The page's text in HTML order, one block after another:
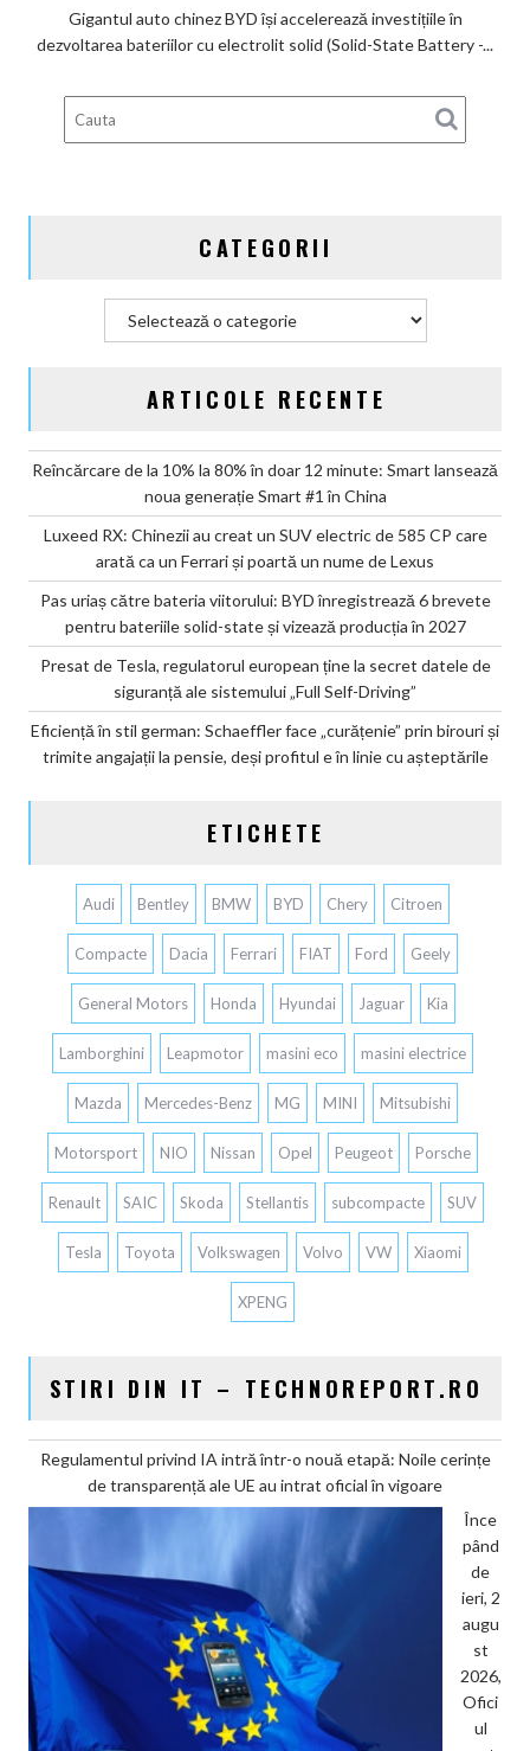
BYD
pentru
bateriile
în
Gigantul auto chinez BYD își accelerează investițiile în
dezvoltarea bateriilor cu electrolit solid (Solid-State Battery -...
CATEGORII
ARTICOLE RECENTE
Reîncărcare de la 10% la 80% în doar 12 minute: Smart lansează
noua generație Smart #1 în China
Luxeed RX: Chinezii au creat un SUV electric de 585 CP care
arată ca un Ferrari și poartă un nume de Lexus
Pas uriaș către bateria viitorului: BYD înregistrează 6 brevete
pentru bateriile solid-state și vizează producția în 2027
Presat de Tesla, regulatorul european ține la secret datele de
siguranță ale sistemului „Full Self-Driving”
Eficiență în stil german: Schaeffler face „curățenie” prin birouri și
trimite angajații la pensie, deși profitul e în linie cu așteptările
ETICHETE
Audi Bentley BMW BYD Chery Citroen
Compacte Dacia Ferrari FIAT Ford Geely
General Motors Honda Hyundai Jaguar Kia
Lamborghini Leapmotor masini eco masini electrice
Mazda Mercedes-Benz MG MINI Mitsubishi
Motorsport NIO Nissan Opel Peugeot Porsche
Renault SAIC Skoda Stellantis subcompacte SUV
Tesla Toyota Volkswagen Volvo VW Xiaomi
XPENG
STIRI DIN IT – TECHNOREPORT.RO
Regulamentul privind IA intră într-o nouă etapă: Noile cerințe
de transparență ale UE au intrat oficial în vigoare
Înce
pând
de
ieri, 2
augu
st
2026,
Ofici
ul